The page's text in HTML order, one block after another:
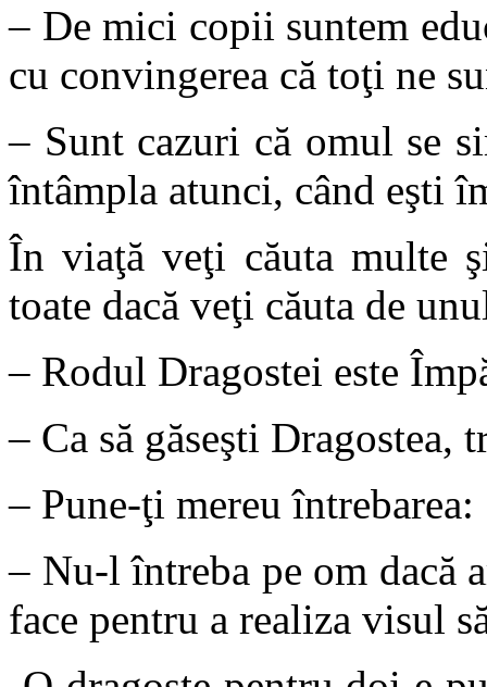
– De mici copii suntem
cu convingerea că toţi ne
– Sunt cazuri că omul se
întâmpla atunci, când eşti
În viaţă veţi căuta multe
toate dacă veţi căuta de
– Rodul Dragostei este
– Ca să găseşti Dragostea,
– Pune-ţi mereu întrebarea:
– Nu-l întreba pe om dacă
face pentru a realiza visul